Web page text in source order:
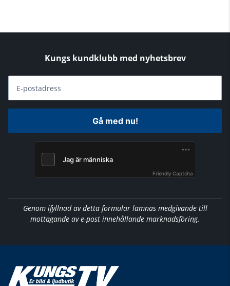
Kungs kundklubb med nyhetsbrev
E-postadress
Gå med nu!
Friendly Captcha
Genom ifyllnad av detta formulär lämnas medgivande till
mottagande av e-post innehållande marknadsföring.